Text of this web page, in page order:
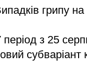
грипу
період з 25
субваріант